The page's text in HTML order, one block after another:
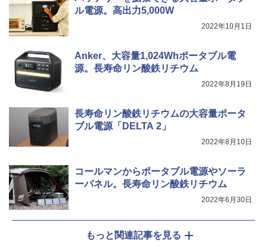
ル電源。高出力5,000W
2022年10月1日
Anker、大容量1,024Whポータブル電
源。長寿命リン酸鉄リチウム
2022年8月19日
長寿命リン酸鉄リチウムの大容量ポータ
ブル電源「DELTA 2」
2022年8月10日
コールマンからポータブル電源やソーラ
ーパネル。長寿命リン酸鉄リチウム
2022年6月30日
もっと関連記事を見る